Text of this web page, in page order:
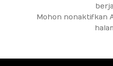
Mohon nonaktifkan